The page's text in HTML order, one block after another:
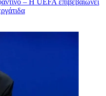
– Η UEFA επιβεβαιώνει